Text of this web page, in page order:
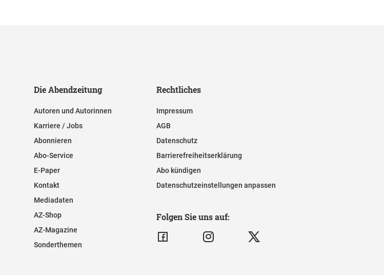
Die Abendzeitung
Autoren und Autorinnen
Karriere / Jobs
Abonnieren
Abo-Service
E-Paper
Kontakt
Mediadaten
AZ-Shop
AZ-Magazine
Sonderthemen
Rechtliches
Impressum
AGB
Datenschutz
Barrierefreiheitserklärung
Abo kündigen
Datenschutzeinstellungen anpassen
Folgen Sie uns auf: